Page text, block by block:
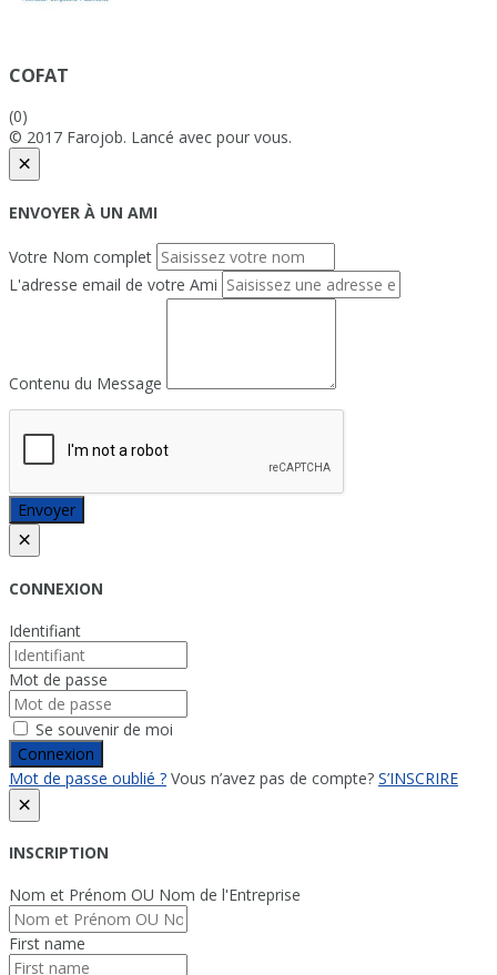
COFAT
(0)
© 2017 Farojob. Lancé avec pour vous.
×
ENVOYER À UN AMI
Votre Nom complet
L'adresse email de votre Ami
Contenu du Message
Envoyer
×
CONNEXION
Identifiant
Mot de passe
Se souvenir de moi
Connexion
Mot de passe oublié ? Vous n’avez pas de compte? S’INSCRIRE
×
INSCRIPTION
Nom et Prénom OU Nom de l'Entreprise
First name